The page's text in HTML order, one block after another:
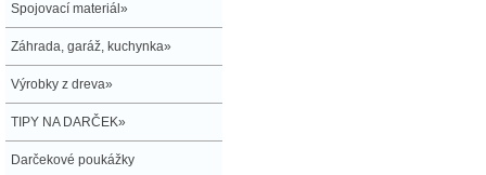
Spojovací materiál»
Záhrada, garáž, kuchynka»
Výrobky z dreva»
TIPY NA DARČEK»
Darčekové poukážky